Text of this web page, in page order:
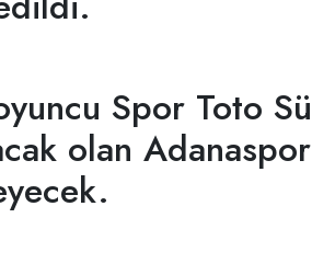
Spor Toto
olan